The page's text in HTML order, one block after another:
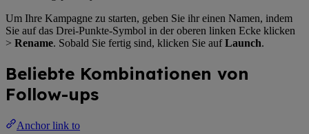
Um Ihre Kampagne zu starten, geben Sie ihr einen Namen, indem
Sie auf das Drei-Punkte-Symbol in der oberen linken Ecke klicken
> Rename. Sobald Sie fertig sind, klicken Sie aufLaunch.
Beliebte Kombinationen von
Follow-ups
Anchor link to